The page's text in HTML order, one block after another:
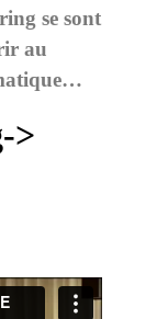
se sont
au
>